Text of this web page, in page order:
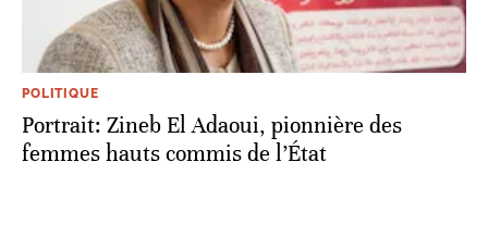
POLITIQUE
Portrait: Zineb El Adaoui, pionnière des
femmes hauts commis de l’État